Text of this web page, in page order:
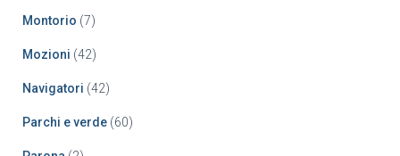
Montorio (7)
Mozioni (42)
Navigatori (42)
Parchi e verde (60)